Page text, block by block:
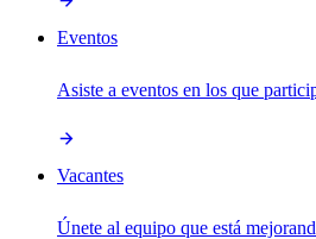
Eventos
Asiste a eventos en los que
Vacantes
Únete al equipo que está